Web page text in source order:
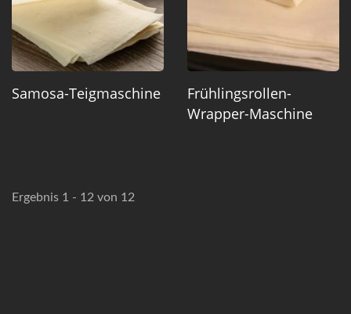
Samosa-Teigmaschine
Frühlingsrollen-
Wrapper-Maschine
Ergebnis 1 - 12 von 12